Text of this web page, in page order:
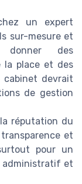
un expert
sur-mesure et
des
la place et des
cabinet devrait
de gestion
réputation du
et
pour un
administratif et